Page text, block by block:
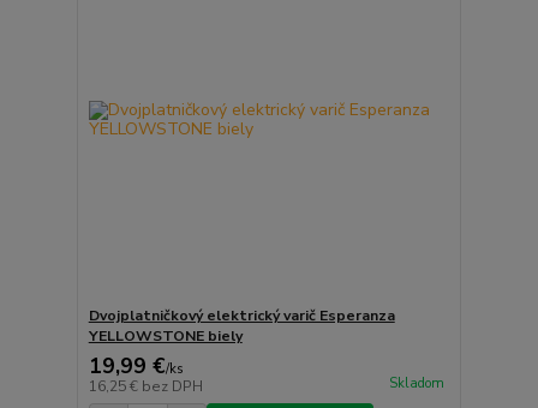
Dvojplatničkový elektrický varič Esperanza
YELLOWSTONE biely
19,99 €/ks
16,25 € bez DPH Skladom